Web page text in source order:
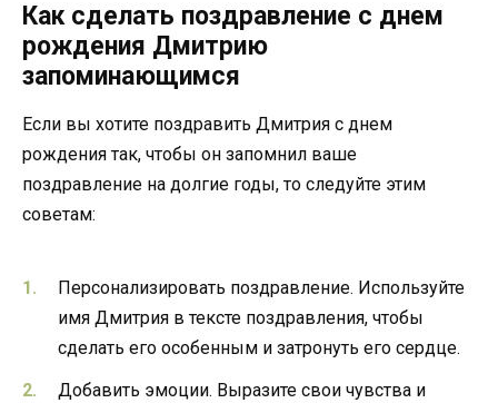
Как сделать поздравление с днем
рождения Дмитрию
запоминающимся
Если вы хотите поздравить Дмитрия с днем
рождения так, чтобы он запомнил ваше
поздравление на долгие годы, то следуйте этим
советам:
Персонализировать поздравление. Используйте
имя Дмитрия в тексте поздравления, чтобы
сделать его особенным и затронуть его сердце.
Добавить эмоции. Выразите свои чувства и